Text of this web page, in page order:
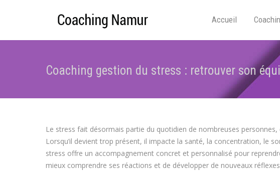
Accueil
Coaching gestion du stress : retrouver son
Le stress fait désormais partie du quotidien de nombreuses
Lorsqu’il devient trop présent, il impacte la santé, la concentration, le
stress offre un accompagnement concret et personnalisé pour
mieux comprendre ses réactions et de développer de nouveaux